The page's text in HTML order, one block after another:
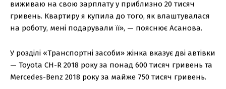
виживаю на свою зарплату у приблизно 20 тисяч
гривень. Квартиру я купила до того, як влаштувалася
на роботу, мені подарували її», — пояснює Асанова.
У розділі «Транспортні засоби» жінка вказує дві автівки
— Toyota CH-R 2018 року за понад 600 тисяч гривень та
Mercedes-Benz 2018 року за майже 750 тисяч гривень.